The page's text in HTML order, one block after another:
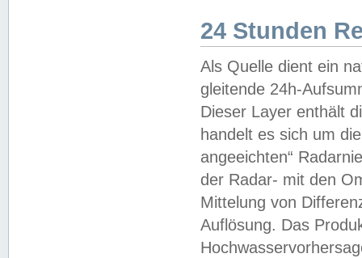
24 Stunden
Als Quelle dient ein
gleitende 24h-
Dieser Layer enthält
handelt es sich um
angeeichten“
der Radar- mit den
Mittelung von
Auflösung. Das